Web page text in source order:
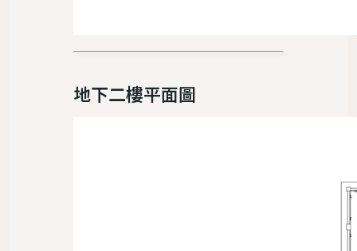
地下二樓平面圖